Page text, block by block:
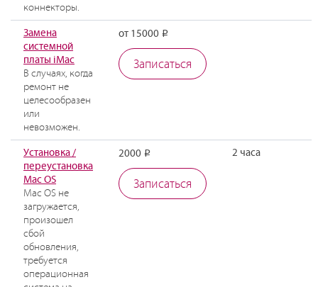
коннекторы.
Замена
системной
платы iMac
В случаях, когда
ремонт не
целесообразен
или
невозможен.
от 15000 Р
Записаться
Установка /
переустановка
Mac OS
Mac OS не
загружается,
произошел
сбой
обновления,
требуется
операционная
2000 Р
Записаться
2 часа